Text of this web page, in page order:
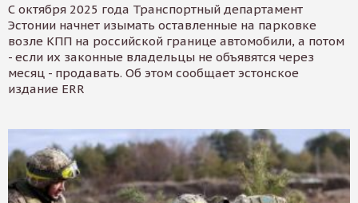
С октября 2025 года Транспортный департамент
Эстонии начнет изымать оставленные на парковке
возле КПП на российской границе автомобили, а потом
- если их законные владельцы не объявятся через
месяц - продавать. Об этом сообщает эстонское
издание ERR